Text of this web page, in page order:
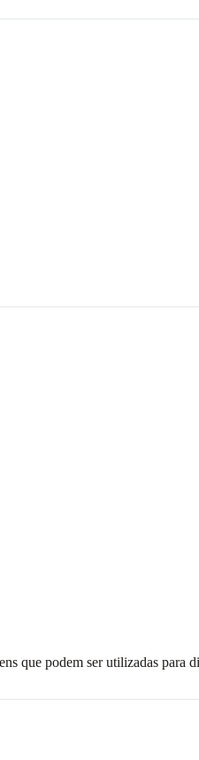
que podem ser utilizadas para